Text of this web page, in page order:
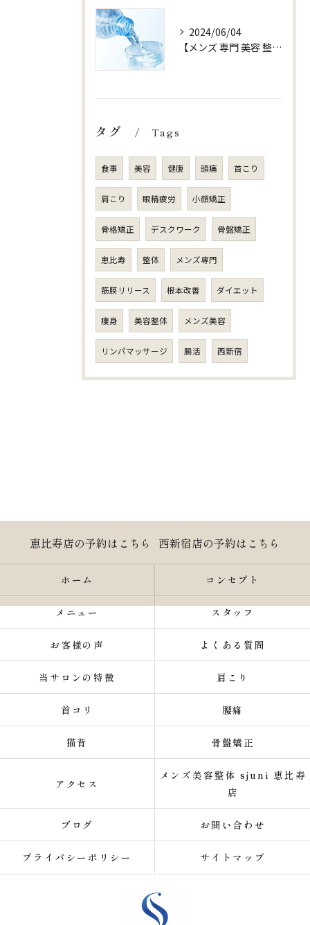
2024/06/04
【メンズ 専門 美容 整体 sjuni】【水以外ののみものはOK?】
タグ Tags
食事 美容 健康 頭痛 首こり
肩こり 眼精疲労 小顔矯正
骨格矯正 デスクワーク 骨盤矯正
恵比寿 整体 メンズ専門
筋膜リリース 根本改善 ダイエット
痩身 美容整体 メンズ美容
リンパマッサージ 腸活 西新宿
恵比寿店の予約はこちら 西新宿店の予約はこちら
ホーム コンセプト
メニュー スタッフ
お客様の声 よくある質問
当サロンの特徴 肩こり
首コリ 腰痛
猫背 骨盤矯正
アクセス
メンズ美容整体 sjuni 恵比寿
店
ブログ お問い合わせ
プライバシーポリシー サイトマップ